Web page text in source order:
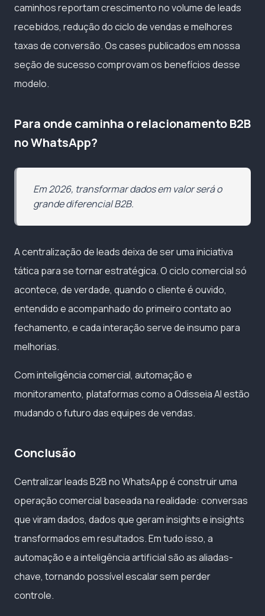
caminhos reportam crescimento no volume de leads
recebidos, redução do ciclo de vendas e melhores
taxas de conversão. Os cases publicados em nossa
seção de sucesso comprovam os benefícios desse
modelo.
Para onde caminha o relacionamento B2B
no WhatsApp?
Em 2026, transformar dados em valor será o
grande diferencial B2B.
A centralização de leads deixa de ser uma iniciativa
tática para se tornar estratégica. O ciclo comercial só
acontece, de verdade, quando o cliente é ouvido,
entendido e acompanhado do primeiro contato ao
fechamento, e cada interação serve de insumo para
melhorias.
Com inteligência comercial, automação e
monitoramento, plataformas como a Odisseia AI estão
mudando o futuro das equipes de vendas.
Conclusão
Centralizar leads B2B no WhatsApp é construir uma
operação comercial baseada na realidade: conversas
que viram dados, dados que geram insights e insights
transformados em resultados. Em tudo isso, a
automação e a inteligência artificial são as aliadas-
chave, tornando possível escalar sem perder
controle.